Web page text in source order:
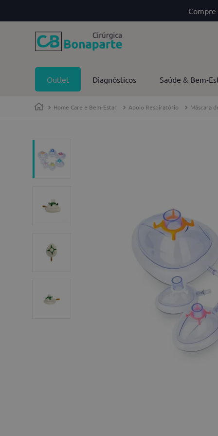
Outlet Diagnósticos Saúde & Bem-
Home Care e Bem-Estar Apoio Respiratório Máscara